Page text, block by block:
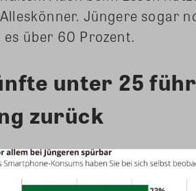
Jüngere sogar
über 60 Prozent.
unter 25
zurück